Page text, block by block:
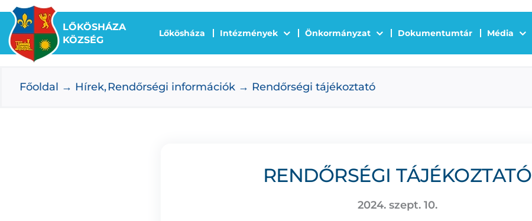
Kihagyás
LŐKÖSHÁZA
KÖZSÉG
Lőkösháza Intézmények Önkormányzat Dokumentumtár Média
Főoldal Hírek Rendőrségi információk Rendőrségi tájékoztató
RENDŐRSÉGI TÁJÉKOZTATÓ
2024. szept. 10.